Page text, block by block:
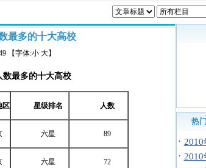
最多的十大高校
【字体:小 大】
数最多的十大高校
区 星级排名 人数
六星 89
六星 72
热
·
·